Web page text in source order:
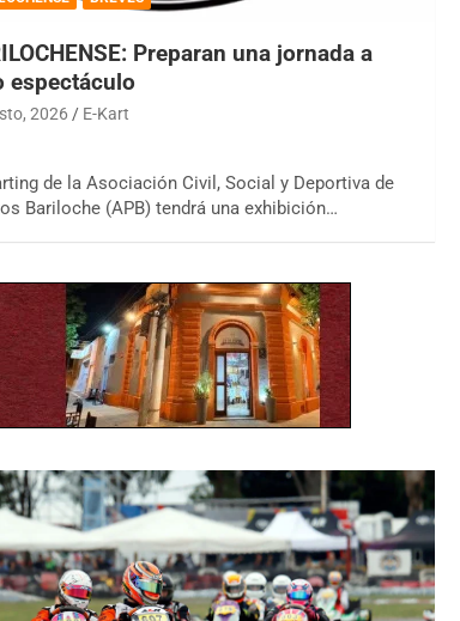
Preparan una jornada a
espectáculo
2026 E-Kart
de la Asociación Civil, Social y Deportiva de
Bariloche (APB) tendrá una exhibición…